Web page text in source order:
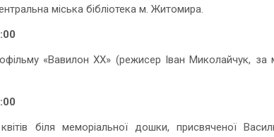
міська бібліотека м. Житомира.
«Вавилон ХХ» (режисер Іван Миколайчук,
біля меморіальної дошки, присвяченої